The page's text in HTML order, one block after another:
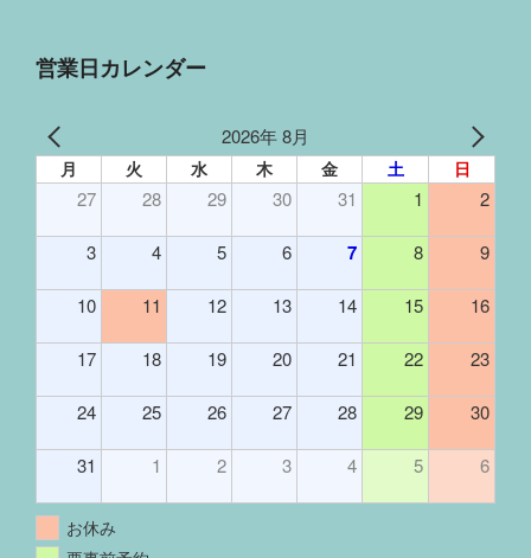
営業日カレンダー
2026年 8月
月 火 水 木 金 土 日
27 28 29 30 31 1 2
3 4 5 6 7 8 9
10 11 12 13 14 15 16
17 18 19 20 21 22 23
24 25 26 27 28 29 30
31 1 2 3 4 5 6
お休み